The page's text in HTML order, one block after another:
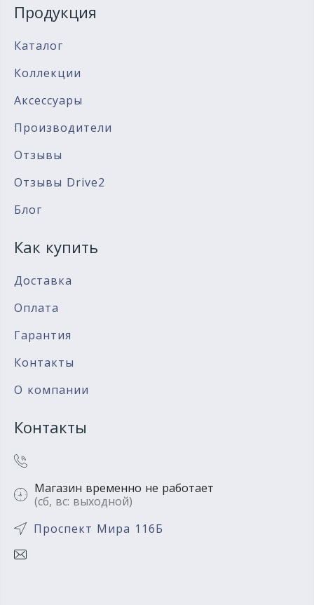
Продукция
Каталог
Коллекции
Аксессуары
Производители
Отзывы
Отзывы Drive2
Блог
Как купить
Доставка
Оплата
Гарантия
Контакты
О компании
Контакты
Магазин временно не работает
(сб, вс: выходной)
Проспект Мира 116Б